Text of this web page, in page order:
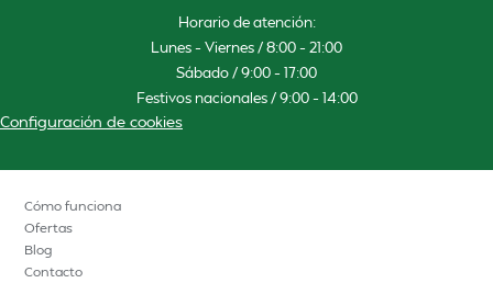
Horario de atención:
Lunes – Viernes / 8:00 – 21:00
Sábado / 9:00 – 17:00
Festivos nacionales / 9:00 – 14:00
Configuración de cookies
Cómo funciona
Ofertas
Blog
Contacto